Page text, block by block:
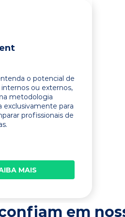
o potencial de
ou externos,
metodologia
exclusivamente para
profissionais de
MAIS
em